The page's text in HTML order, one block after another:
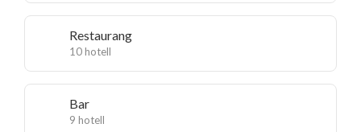
Restaurang
10 hotell
Bar
9 hotell